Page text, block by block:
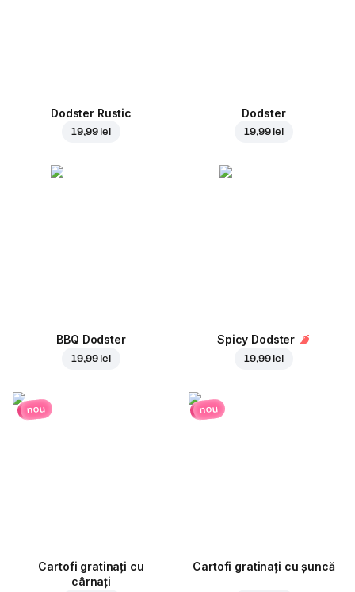
Dodster Rustic
19,99 lei
Dodster
19,99 lei
BBQ Dodster
19,99 lei
Spicy Dodster
19,99 lei
nou
Cartofi gratinați cu
cârnați
nou
Cartofi gratinați cu șuncă